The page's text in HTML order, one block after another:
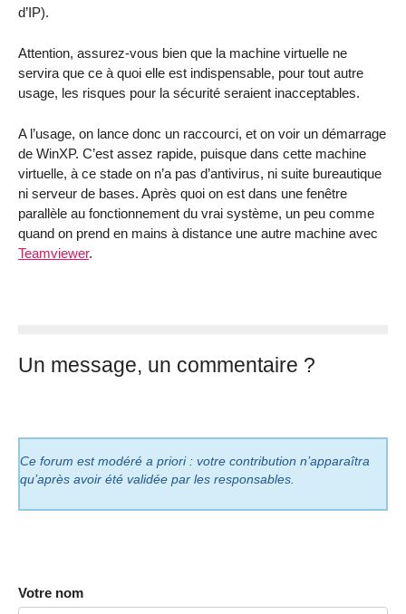
d’IP).
Attention, assurez-vous bien que la machine virtuelle ne
servira que ce à quoi elle est indispensable, pour tout autre
usage, les risques pour la sécurité seraient inacceptables.
A l’usage, on lance donc un raccourci, et on voir un démarrage
de WinXP. C’est assez rapide, puisque dans cette machine
virtuelle, à ce stade on n’a pas d’antivirus, ni suite bureautique
ni serveur de bases. Après quoi on est dans une fenêtre
parallèle au fonctionnement du vrai système, un peu comme
quand on prend en mains à distance une autre machine avec
Teamviewer.
Un message, un commentaire ?
Ce forum est modéré a priori : votre contribution n’apparaîtra
qu’après avoir été validée par les responsables.
Votre nom